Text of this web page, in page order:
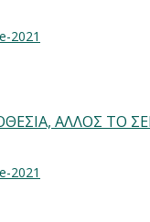
2021
ΑΛΛΟΣ ΤΟ
2021